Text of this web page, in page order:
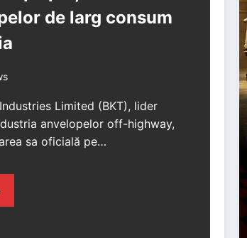
de larg consum
Limited (BKT), lider
anvelopelor off-highway,
sa oficială pe…